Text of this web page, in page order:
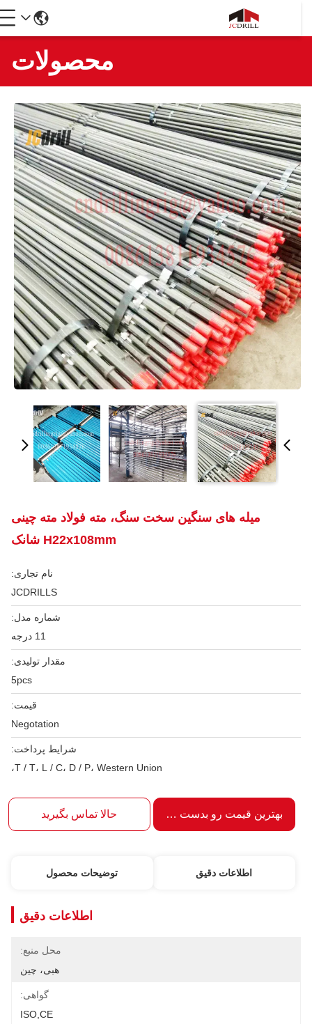
محصولات
میله های سنگین سخت سنگ، مته فولاد مته چینی
H22x108mm شانک
نام تجاری:
JCDRILLS
شماره مدل:
11 درجه
مقدار تولیدی:
5pcs
قیمت:
Negotation
شرایط پرداخت:
T / T، L / C، D / P، Western Union،
بهترین قیمت رو بدست بیار حالا تماس بگیرید
اطلاعات دقیق توضیحات محصول
اطلاعات دقیق
محل منبع:
هبی، چین
گواهی:
ISO,CE